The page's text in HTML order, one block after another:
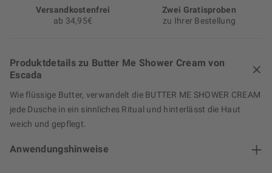
Versand­kosten­frei
ab 34,95€
Zwei Gratisproben
zu Ihrer Bestellung
Produktdetails zu Butter Me Shower Cream von
Escada
Wie flüssige Butter, verwandelt die BUTTER ME SHOWER CREAM
jede Dusche in ein sinnliches Ritual und hinterlässt die Haut
weich und gepflegt.
Anwendungshinweise